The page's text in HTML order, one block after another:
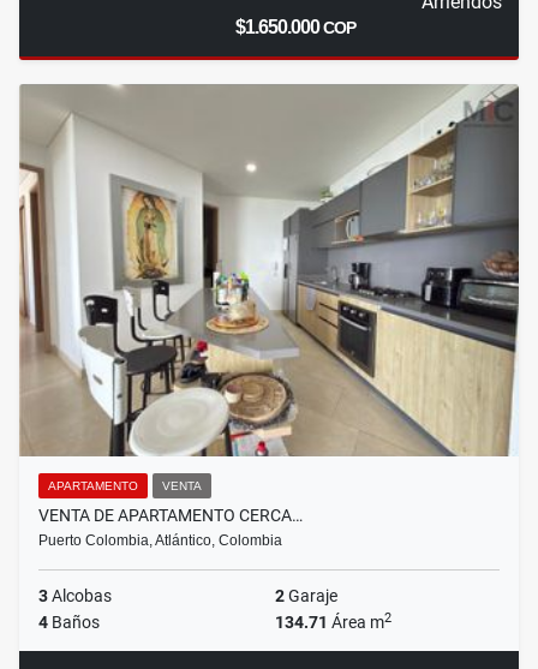
$1.650.000COP
APARTAMENTO VENTA
VENTA DE APARTAMENTO CERCA…
Puerto Colombia, Atlántico, Colombia
3Alcobas 2Garaje
4 Baños 134.71 Área m2